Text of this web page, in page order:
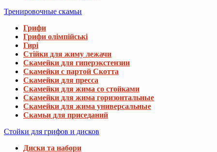
Тренировочные скамьи
Грифи
Грифи олімпійські
Гирі
Стійки для жиму лежачи
Скамейки для гиперэкстензии
Скамейки с партой Скотта
Скамейки для пресса
Скамейки для жима со стойками
Скамейки для жима горизонтальные
Скамейки для жима универсальные
Скамьи для приседаний
Стойки для грифов и дисков
Диски та набори